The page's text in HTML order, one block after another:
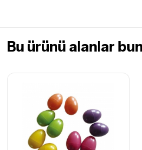
Bu ürünü alanlar